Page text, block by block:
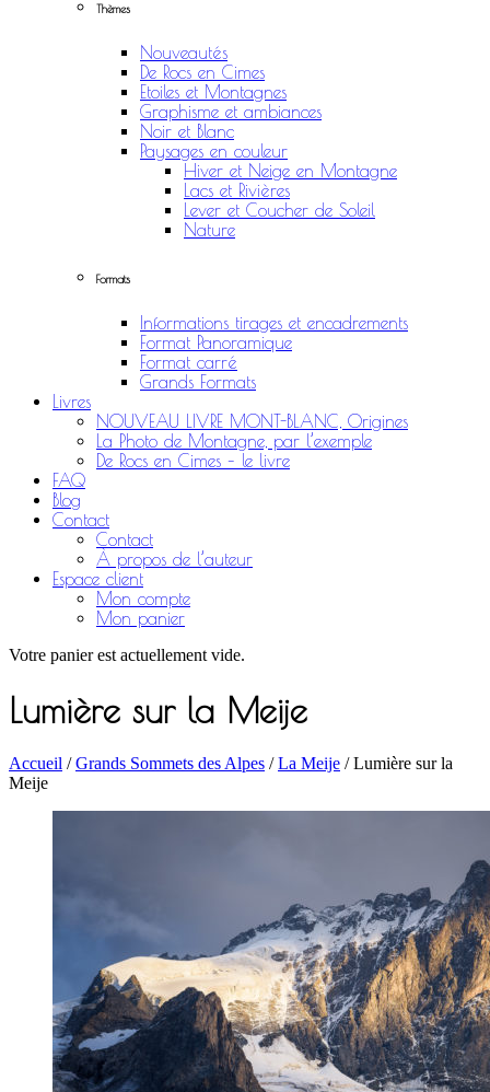
Thèmes
Nouveautés
De Rocs en Cimes
Etoiles et Montagnes
Graphisme et ambiances
Noir et Blanc
Paysages en couleur
Hiver et Neige en Montagne
Lacs et Rivières
Lever et Coucher de Soleil
Nature
Formats
Informations tirages et encadrements
Format Panoramique
Format carré
Grands Formats
Livres
NOUVEAU LIVRE MONT-BLANC, Origines
La Photo de Montagne, par l’exemple
De Rocs en Cimes – le livre
FAQ
Blog
Contact
Contact
À propos de l’auteur
Espace client
Mon compte
Mon panier
Votre panier est actuellement vide.
Lumière sur la Meije
Accueil /Grands Sommets des Alpes /La Meije / Lumière sur la
Meije